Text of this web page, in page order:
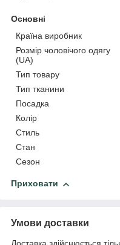
Основні
Країна виробник
Розмір чоловічого одягу
(UA)
Тип товару
Тип тканини
Посадка
Колір
Стиль
Стан
Сезон
Приховати
Умови доставки